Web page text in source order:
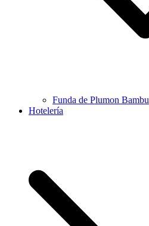
Funda de Plumon Bambu
Hotelería